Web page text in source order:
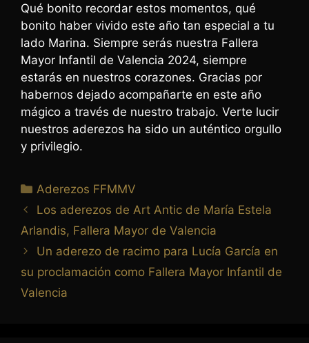
Qué bonito recordar estos momentos, qué
bonito haber vivido este año tan especial a tu
lado Marina. Siempre serás nuestra Fallera
Mayor Infantil de Valencia 2024, siempre
estarás en nuestros corazones. Gracias por
habernos dejado acompañarte en este año
mágico a través de nuestro trabajo. Verte lucir
nuestros aderezos ha sido un auténtico orgullo
y privilegio.
Aderezos FFMMV
Los aderezos de Art Antic de María Estela
Arlandis, Fallera Mayor de Valencia
Un aderezo de racimo para Lucía García en
su proclamación como Fallera Mayor Infantil de
Valencia